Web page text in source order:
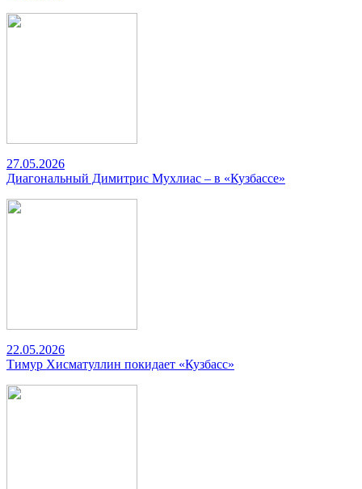
27.05.2026
Диагональный Димитрис Мухлиас – в «Кузбассе»
22.05.2026
Тимур Хисматуллин покидает «Кузбасс»